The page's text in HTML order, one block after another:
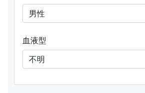
血液型